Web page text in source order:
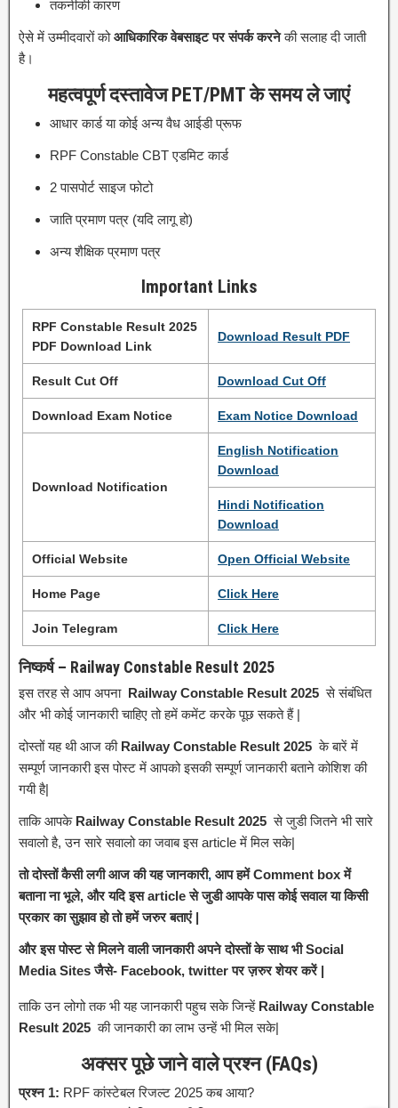
तकनीकी कारण
ऐसे में उम्मीदवारों कोआधिकारिक वेबसाइट पर संपर्क करनेकी सलाह दी जाती
है।
महत्वपूर्ण दस्तावेज PET/PMT के समय ले जाएं
आधार कार्ड या कोई अन्य वैध आईडी प्रूफ
RPF Constable CBT एडमिट कार्ड
2 पासपोर्ट साइज फोटो
जाति प्रमाण पत्र (यदि लागू हो)
अन्य शैक्षिक प्रमाण पत्र
Important Links
RPF Constable Result 2025
PDF Download Link
Download Result PDF
Result Cut Off Download Cut Off
Download Exam Notice Exam Notice Download
Download Notification
English Notification
Download
Hindi Notification
Download
Official Website Open Official Website
Home Page Click Here
Join Telegram Click Here
निष्कर्ष – Railway Constable Result 2025
इस तरह से आप अपना Railway Constable Result 2025से संबंधित
और भी कोई जानकारी चाहिए तो हमें कमेंट करके पूछ सकते हैं |
दोस्तों यह थी आज की Railway Constable Result 2025के बारें में
सम्पूर्ण जानकारी इस पोस्ट में आपको इसकी सम्पूर्ण जानकारी बताने कोशिश की
गयी है|
ताकि आपकेRailway Constable Result 2025से जुडी जितने भी सारे
सवालो है, उन सारे सवालो का जवाब इस article में मिल सके|
तो दोस्तों कैसी लगी आज की यह जानकारी, आप हमें Comment box में
बताना ना भूले, और यदि इस article से जुडी आपके पास कोई सवाल या किसी
प्रकार का सुझाव हो तो हमें जरुर बताएं |
और इस पोस्ट से मिलने वाली जानकारी अपने दोस्तों के साथ भी Social
Media Sites जैसे- Facebook, twitter पर ज़रुर शेयर करें |
ताकि उन लोगो तक भी यह जानकारी पहुच सके जिन्हें Railway Constable
Result 2025की जानकारी का लाभ उन्हें भी मिल सके|
अक्सर पूछे जाने वाले प्रश्न (FAQs)
प्रश्न 1: RPF कांस्टेबल रिजल्ट 2025 कब आया?